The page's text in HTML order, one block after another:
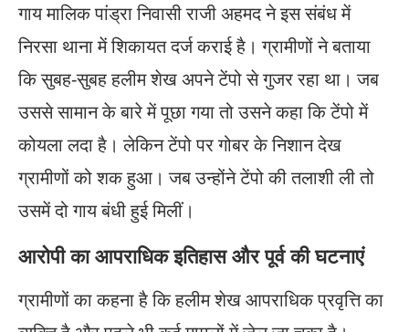
गाय मालिक पांड्रा निवासी राजी अहमद ने इस संबंध में
निरसा थाना में शिकायत दर्ज कराई है। ग्रामीणों ने बताया
कि सुबह-सुबह हलीम शेख अपने टेंपो से गुजर रहा था। जब
उससे सामान के बारे में पूछा गया तो उसने कहा कि टेंपो में
कोयला लदा है। लेकिन टेंपो पर गोबर के निशान देख
ग्रामीणों को शक हुआ। जब उन्होंने टेंपो की तलाशी ली तो
उसमें दो गाय बंधी हुई मिलीं।
आरोपी का आपराधिक इतिहास और पूर्व की घटनाएं
ग्रामीणों का कहना है कि हलीम शेख आपराधिक प्रवृत्ति का